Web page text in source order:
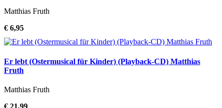
Matthias Fruth
€ 6,95
Er lebt (Ostermusical für Kinder) (Playback-CD) Matthias
Fruth
Matthias Fruth
€ 21,99